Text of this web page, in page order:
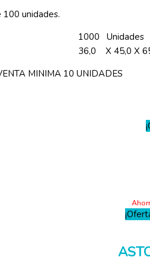
unidades.
1000 Unidades
36,0 X 45,0 X
MINIMA 10 UNIDADES